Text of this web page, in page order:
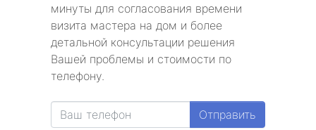
минуты для согласования времени
визита мастера на дом и более
детальной консультации решения
Вашей проблемы и стоимости по
телефону.
Отправить